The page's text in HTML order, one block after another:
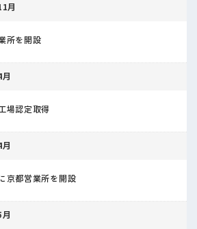
月
所を開設
場認定取得
京都営業所を開設